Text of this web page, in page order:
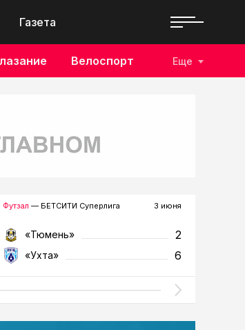
Газета
Велоспорт Еще
Футзал — БЕТСИТИ Суперлига 3 июня
«Тюмень» 2
«Ухта» 6